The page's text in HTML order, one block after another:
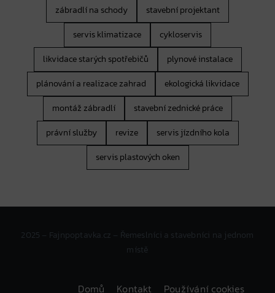
zábradlí na schody
stavební projektant
servis klimatizace
cykloservis
likvidace starých spotřebičů
plynové instalace
plánování a realizace zahrad
ekologická likvidace
montáž zábradlí
stavební zednické práce
právní služby
revize
servis jízdního kola
servis plastových oken
2025 – Fajnpoptavka.cz – Řemeslníci a stavebníci na jednom
místě
Domů Kontakt Používání cookies